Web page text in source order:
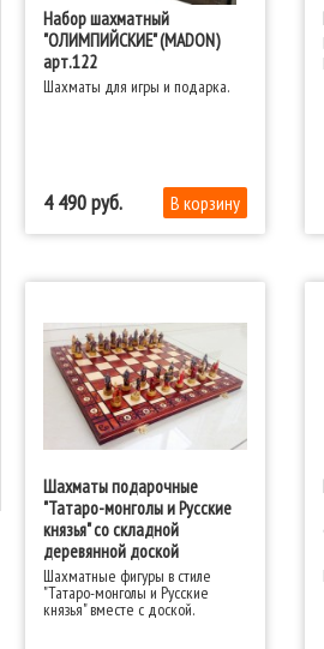
Набор шахматный
"ОЛИМПИЙСКИЕ" (MADON)
арт.122
Шахматы для игры и подарка.
4 490
Шахматы подарочные
"Татаро-монголы и Русские
князья" со складной
деревянной доской
Шахматные фигуры в стиле
"Татаро-монголы и Русские
князья" вместе с доской.